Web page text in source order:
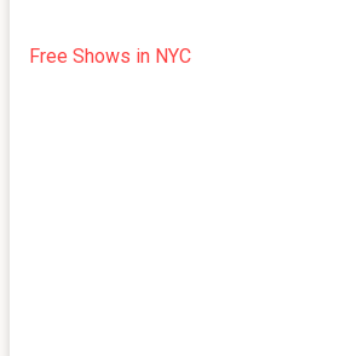
Free Shows in NYC